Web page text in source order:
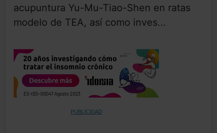
acupuntura Yu-Mu-Tiao-Shen en ratas
modelo de TEA, así como inves...
PUBLICIDAD